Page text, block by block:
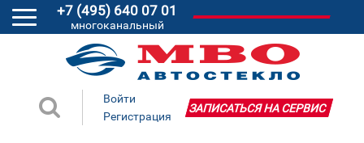
+7 (495) 640 07 01
многоканальный
Войти
Регистрация
ЗАПИСАТЬСЯ НА СЕРВИС